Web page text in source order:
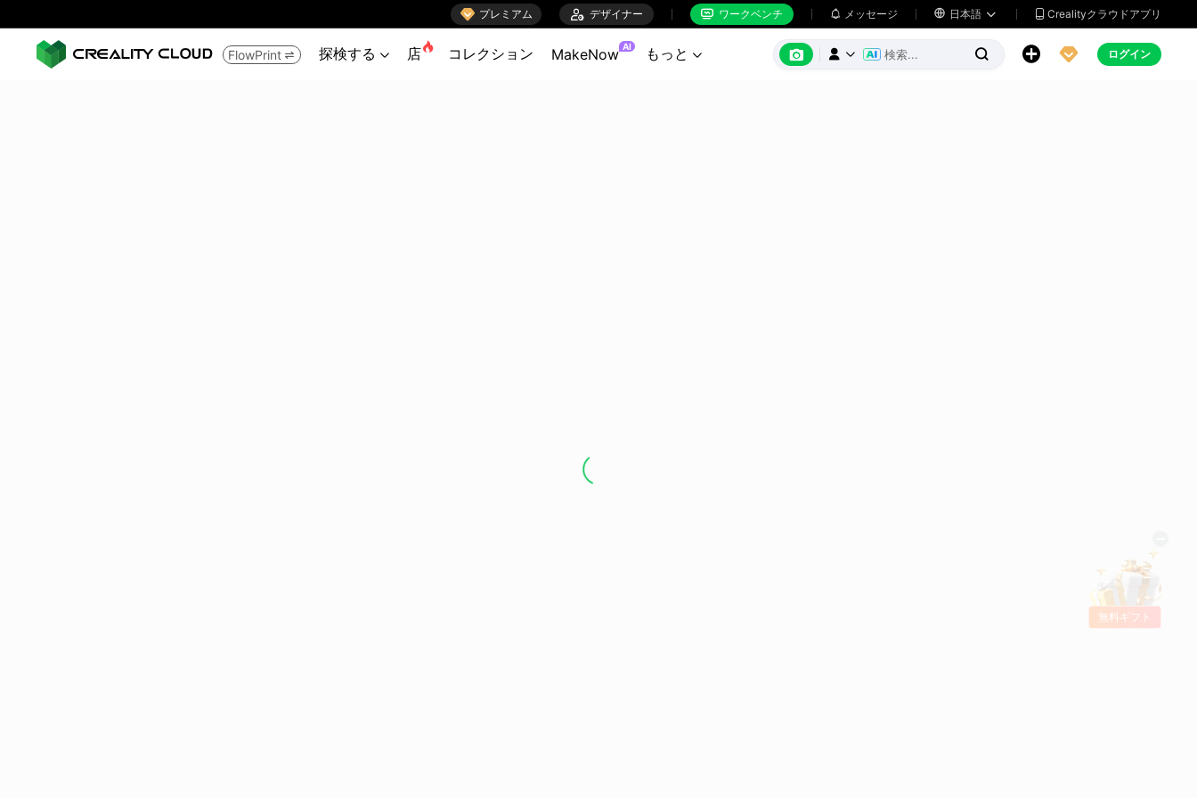
 プレミアム  デザイナー  ワークベンチ  メッセージ  日本語   Crealityクラウドアプリ
FlowPrint  探検する  店 コレクション MakeNow AI もっと        ログイン
無料ギフト